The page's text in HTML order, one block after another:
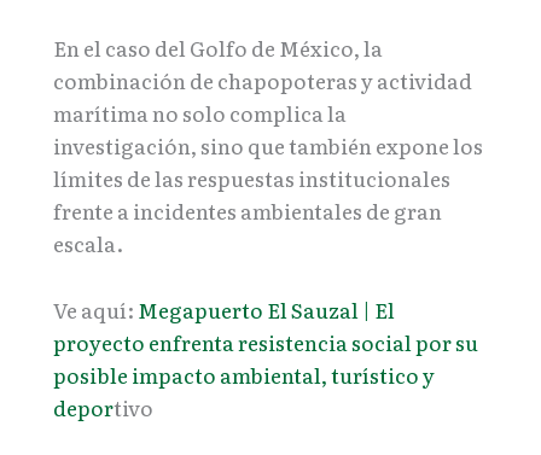
En el caso del Golfo de México, la
combinación de chapopoteras y actividad
marítima no solo complica la
investigación, sino que también expone los
límites de las respuestas institucionales
frente a incidentes ambientales de gran
escala.
Ve aquí: Megapuerto El Sauzal | El
proyecto enfrenta resistencia social por su
posible impacto ambiental, turístico y
deportivo